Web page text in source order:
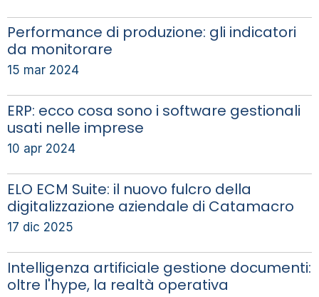
Performance di produzione: gli indicatori
da monitorare
15 mar 2024
ERP: ecco cosa sono i software gestionali
usati nelle imprese
10 apr 2024
ELO ECM Suite: il nuovo fulcro della
digitalizzazione aziendale di Catamacro
17 dic 2025
Intelligenza artificiale gestione documenti:
oltre l'hype, la realtà operativa